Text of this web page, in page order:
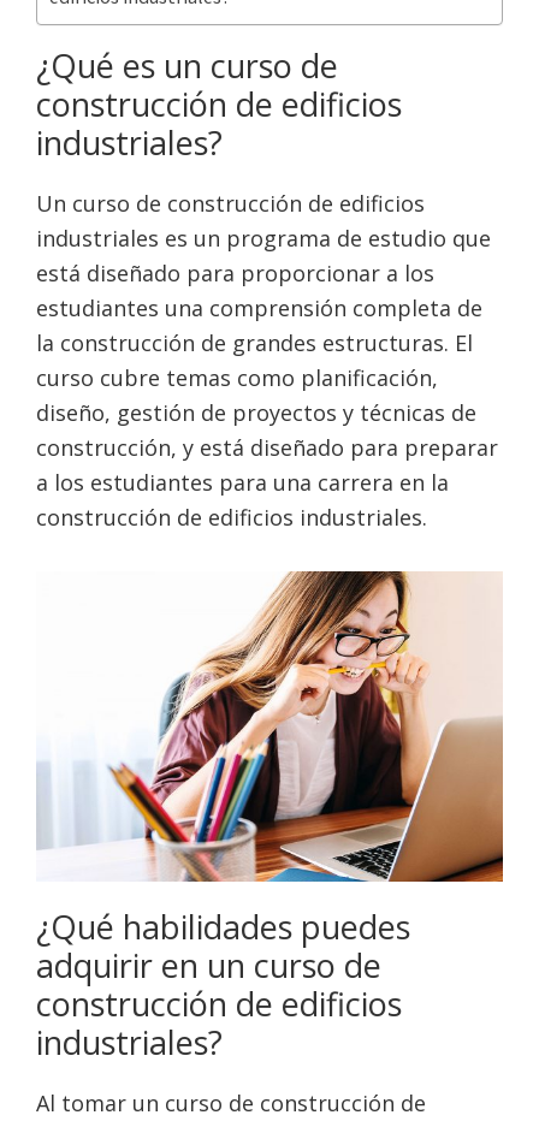
¿Qué es un curso de
construcción de edificios
industriales?
Un curso de construcción de edificios
industriales es un programa de estudio que
está diseñado para proporcionar a los
estudiantes una comprensión completa de
la construcción de grandes estructuras. El
curso cubre temas como planificación,
diseño, gestión de proyectos y técnicas de
construcción, y está diseñado para preparar
a los estudiantes para una carrera en la
construcción de edificios industriales.
¿Qué habilidades puedes
adquirir en un curso de
construcción de edificios
industriales?
Al tomar un curso de construcción de